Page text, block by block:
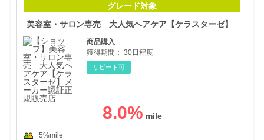
グレード対象
美容室・サロン専売 大人気ヘアケア【ケラスターゼ】
商品購入
獲得期間： 30日程度
リピート可
8.0%
+5%mile